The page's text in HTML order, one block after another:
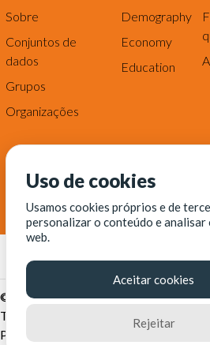
Sobre
Conjuntos de
dados
Grupos
Organizações
Demography
Economy
Education
© Fortaleza Digital || CITINOVA -
Tecnologia e Inovação de Fortaleza -
Praia de Iracema - Fortaleza-CE
Uso de cookies
Usamos cookies próprios e de
personalizar o conteúdo e
web.
Aceitar cookies
Rejeitar